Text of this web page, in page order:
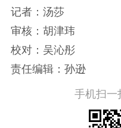
记者：汤莎
审核：胡津玮
校对：吴沁彤
责任编辑：孙逊
手机扫一